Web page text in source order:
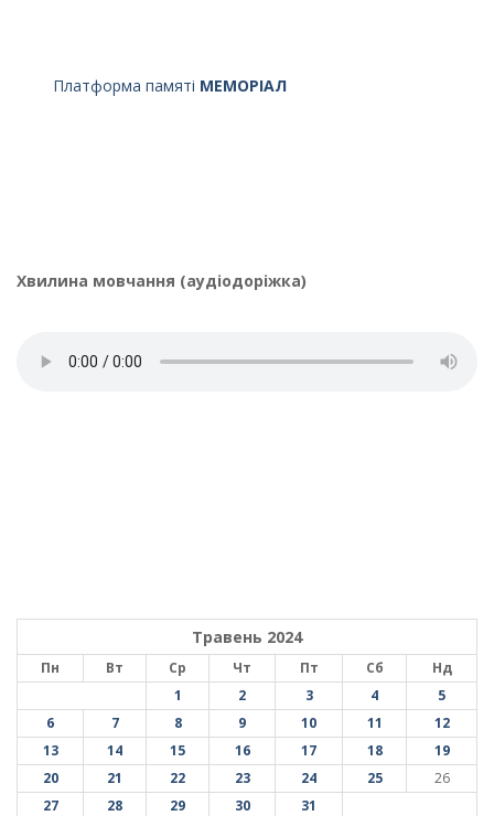
Платформа памяті МЕМОРІАЛ
Хвилина мовчання (аудіодоріжка)
Травень 2024
Пн Вт Ср Чт Пт Сб
Нд
1
2 3 4
5
6
7 8 9 10 11
12
13
14 15 16 17 18
19
20
21 22 23 24 25
26
27
28 29 30 31